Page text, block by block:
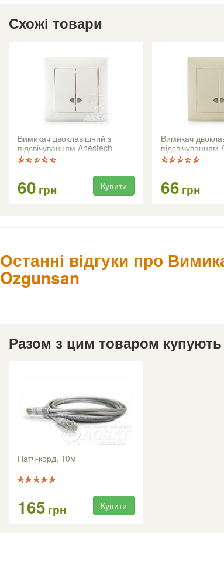
Схожі товари
Вимикач двоклавішний з
підсвічуванням Anestech
(білий)
60 грн Купити
Вимикач
підсвічуванням
(кремовий)
66 грн
Останні відгуки про
Ozgunsan
Разом з цим товаром купують
Патч-корд, 10м
165 грн Купити